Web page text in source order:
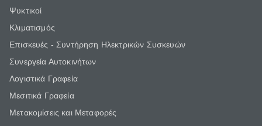
Ψυκτικοί
Κλιματισμός
Επισκευές - Συντήρηση Ηλεκτρικών Συσκευών
Συνεργεία Αυτοκινήτων
Λογιστικά Γραφεία
Μεσιτικά Γραφεία
Μετακομίσεις και Μεταφορές